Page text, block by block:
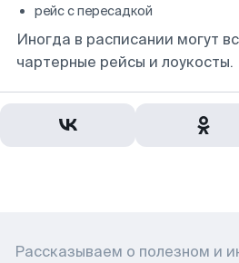
рейс с пересадкой
Иногда в расписании могут
чартерные рейсы и лоукосты.
Рассказываем о полезном и